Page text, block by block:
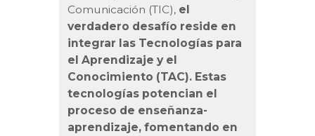
Comunicación (TIC), el
verdadero desafío reside en
integrar las Tecnologías para
el Aprendizaje y el
Conocimiento (TAC). Estas
tecnologías potencian el
proceso de enseñanza-
aprendizaje, fomentando en